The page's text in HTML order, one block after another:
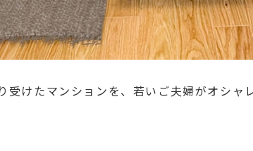
受けたマンションを、若いご夫婦がオシャ